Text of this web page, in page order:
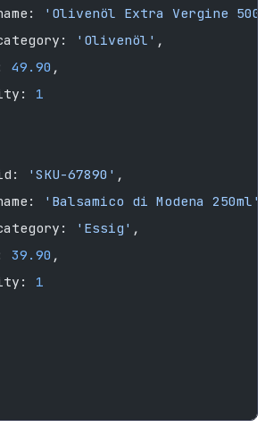
'Olivenöl Extra Vergine
'Olivenöl' ,
49.90 ,
1
'SKU-67890' ,
'Balsamico di Modena 250ml'
'Essig' ,
39.90 ,
1